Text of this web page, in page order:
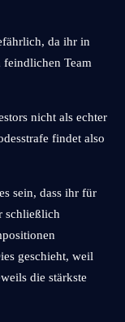
da ihr in
Team
nicht als echter
findet also
sein, dass ihr für
schließlich
geschieht, weil
die stärkste